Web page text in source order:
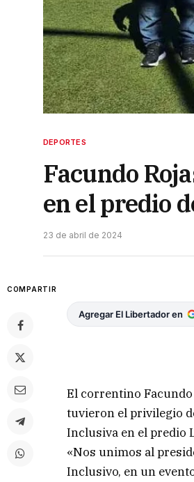
DEPORTES
Facundo
en el predio
23 de abril de 2024
COMPARTIR
Agregar El Libertador en
El correntino
tuvieron el privilegio
Inclusiva en el predio
«Nos unimos al
Inclusivo, en un